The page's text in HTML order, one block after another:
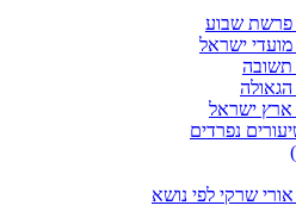
פרשת שבוע
ישראל
תשובה
ארץ ישראל
נפרדים
שרקי לפי נושא